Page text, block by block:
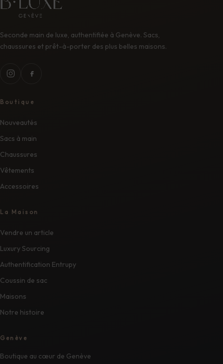
Seconde main de luxe, authentifiée à Genève. Sacs,
chaussures et prêt-à-porter des plus belles maisons.
Boutique
Nouveautés
Sacs à main
Chaussures
Vêtements
Accessoires
La Maison
Vendre un article
Luxury Sourcing
Authentification Entrupy
Coussin de sac
Maisons
Notre histoire
Genève
Boutique au cœur de Genève